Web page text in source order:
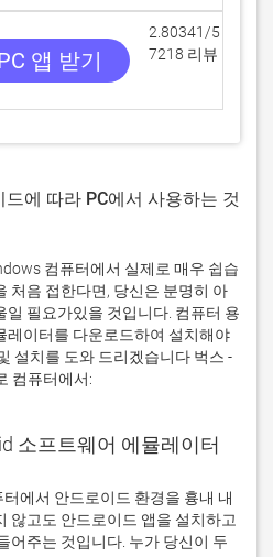
앱 받기
2.80341/5
7218 리뷰
에 따라 PC에서 사용하는 것
컴퓨터에서 실제로 매우 쉽습
처음 접한다면, 당신은 분명히 아
필요가있을 것입니다. 컴퓨터 용
레이터를 다운로드하여 설치해야
설치를 도와 드리겠습니다 벅스 -
컴퓨터에서:
소프트웨어 에뮬레이터
에서 안드로이드 환경을 흉내 내
않고도 안드로이드 앱을 설치하고
어주는 것입니다. 누가 당신이 두